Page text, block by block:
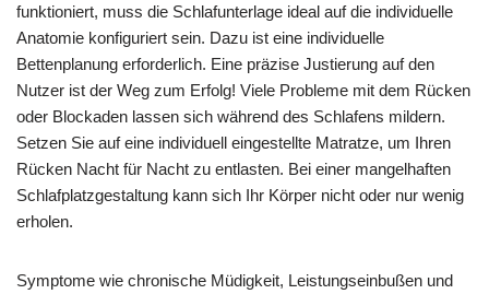
funktioniert, muss die Schlafunterlage ideal auf die individuelle
Anatomie konfiguriert sein. Dazu ist eine individuelle
Bettenplanung erforderlich. Eine präzise Justierung auf den
Nutzer ist der Weg zum Erfolg! Viele Probleme mit dem Rücken
oder Blockaden lassen sich während des Schlafens mildern.
Setzen Sie auf eine individuell eingestellte Matratze, um Ihren
Rücken Nacht für Nacht zu entlasten. Bei einer mangelhaften
Schlafplatzgestaltung kann sich Ihr Körper nicht oder nur wenig
erholen.
Symptome wie chronische Müdigkeit, Leistungseinbußen und